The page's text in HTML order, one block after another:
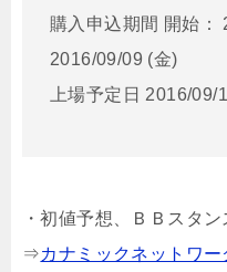
購入申込期間 開始：
2016/09/09 (金)
上場予定日 2016/09/
・初値予想、ＢＢスタン
⇒カナミックネットワ